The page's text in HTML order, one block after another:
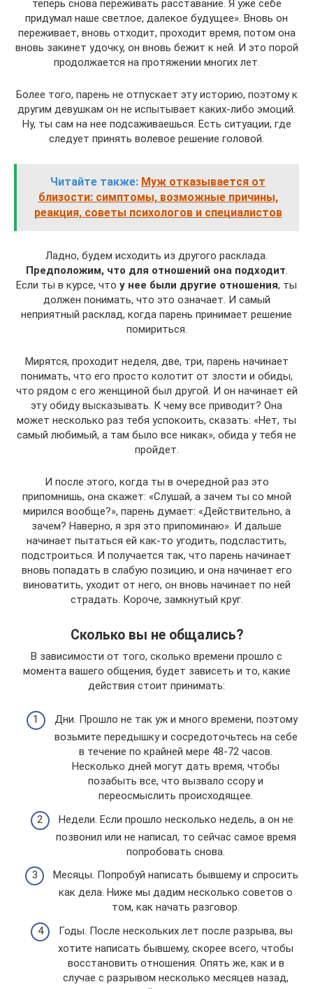
теперь снова переживать расставание. Я уже себе
придумал наше светлое, далекое будущее». Вновь он
переживает, вновь отходит, проходит время, потом она
вновь закинет удочку, он вновь бежит к ней. И это порой
продолжается на протяжении многих лет.
Более того, парень не отпускает эту историю, поэтому к
другим девушкам он не испытывает каких-либо эмоций.
Ну, ты сам на нее подсаживаешься. Есть ситуации, где
следует принять волевое решение головой.
Читайте также: Муж отказывается от
близости: симптомы, возможные причины,
реакция, советы психологов и специалистов
Ладно, будем исходить из другого расклада.
Предположим, что для отношений она подходит.
Если ты в курсе, что у нее были другие отношения, ты
должен понимать, что это означает. И самый
неприятный расклад, когда парень принимает решение
помириться.
Мирятся, проходит неделя, две, три, парень начинает
понимать, что его просто колотит от злости и обиды,
что рядом с его женщиной был другой. И он начинает ей
эту обиду высказывать. К чему все приводит? Она
может несколько раз тебя успокоить, сказать: «Нет, ты
самый любимый, а там было все никак», обида у тебя не
пройдет.
И после этого, когда ты в очередной раз это
припомнишь, она скажет: «Слушай, а зачем ты со мной
мирился вообще?», парень думает: «Действительно, а
зачем? Наверно, я зря это припоминаю». И дальше
начинает пытаться ей как-то угодить, подсластить,
подстроиться. И получается так, что парень начинает
вновь попадать в слабую позицию, и она начинает его
виноватить, уходит от него, он вновь начинает по ней
страдать. Короче, замкнутый круг.
Сколько вы не общались?
В зависимости от того, сколько времени прошло с
момента вашего общения, будет зависеть и то, какие
действия стоит принимать:
Дни. Прошло не так уж и много времени, поэтому
возьмите передышку и сосредоточьтесь на себе
в течение по крайней мере 48-72 часов.
Несколько дней могут дать время, чтобы
позабыть все, что вызвало ссору и
переосмыслить происходящее.
Недели. Если прошло несколько недель, а он не
позвонил или не написал, то сейчас самое время
попробовать снова.
Месяцы. Попробуй написать бывшему и спросить
как дела. Ниже мы дадим несколько советов о
том, как начать разговор.
Годы. После нескольких лет после разрыва, вы
хотите написать бывшему, скорее всего, чтобы
восстановить отношения. Опять же, как и в
случае с разрывом несколько месяцев назад,